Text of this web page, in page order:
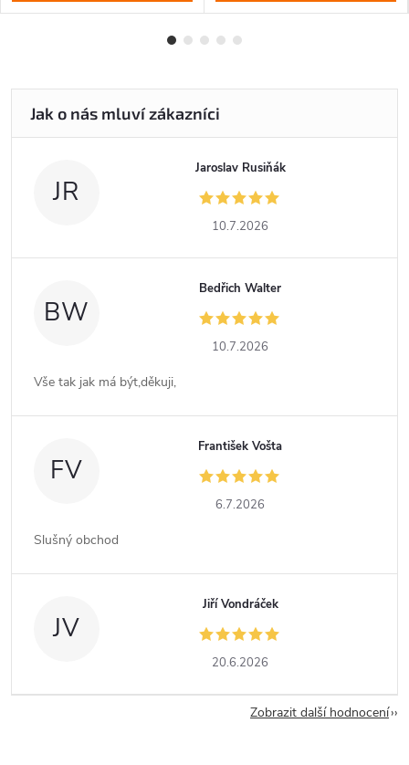
JR
Jaroslav Rusiňák
10.7.2026
BW
Bedřich Walter
10.7.2026
Vše tak jak má být,děkuji,
FV
František Vošta
6.7.2026
Slušný obchod
JV
Jiří Vondráček
20.6.2026
Zobrazit další hodnocení